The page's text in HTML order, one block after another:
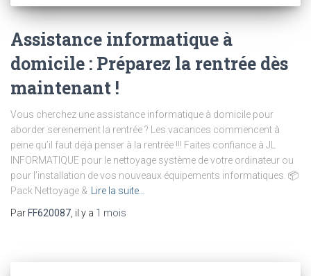
Assistance informatique à
domicile : Préparez la rentrée dès
maintenant !
Vous cherchez une assistance informatique à domicile pour
aborder sereinement la rentrée ? Les vacances commencent à
peine qu’il faut déjà penser à la rentrée !!! Faites confiance à JL
INFORMATIQUE pour le nettoyage système de votre ordinateur ou
pour l’installation de vos nouveaux équipements informatiques. 📦
Pack Nettoyage &
Lire la suite…
Par FF620087 , il y a 1 mois